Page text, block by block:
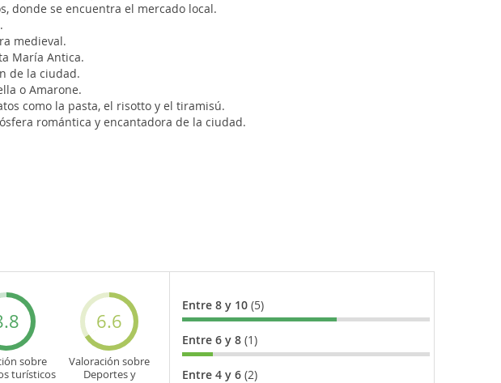
donde se encuentra el mercado local.
medieval.
María Antica.
de la ciudad.
o Amarone.
como la pasta, el risotto y el tiramisú.
romántica y encantadora de la ciudad.
sobre
turísticos
6.6
Valoración sobre
Deportes y
Entre 8 y 10 (5)
Entre 6 y 8 (1)
Entre 4 y 6 (2)